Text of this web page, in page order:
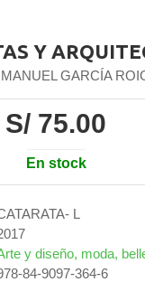
Y
GARCÍA
S/ 75.00
En stock
L
y diseño, moda,
84-9097-364-6